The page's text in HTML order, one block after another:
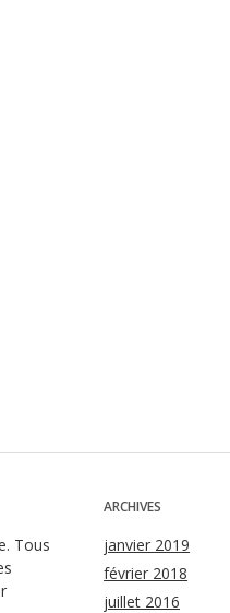
Tous
ARCHIVES
janvier 2019
février 2018
juillet 2016